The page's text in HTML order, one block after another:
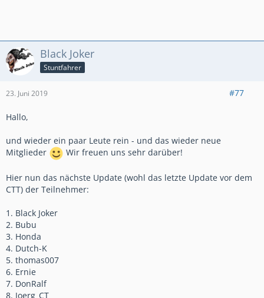
Black Joker
Stuntfahrer
23. Juni 2019 #77
Hallo,
und wieder ein paar Leute rein - und das wieder neue
Mitglieder
Wir freuen uns sehr darüber!
Hier nun das nächste Update (wohl das letzte Update vor dem
CTT) der Teilnehmer:
1. Black Joker
2. Bubu
3. Honda
4. Dutch-K
5. thomas007
6. Ernie
7. DonRalf
8. Joerg_CT